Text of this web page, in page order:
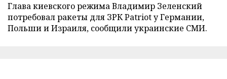
Глава киевского режима Владимир Зеленский
потребовал ракеты для ЗРК Patriot у Германии,
Польши и Израиля, сообщили украинские СМИ.